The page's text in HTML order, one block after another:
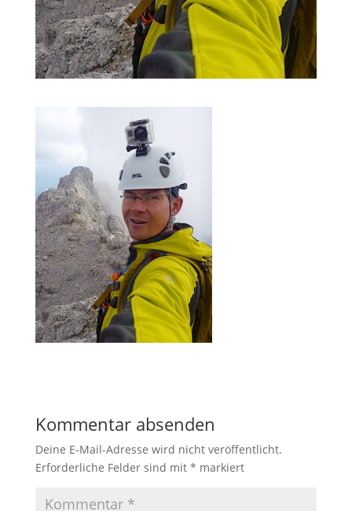
Kommentar absenden
Deine E-Mail-Adresse wird nicht veröffentlicht.
Erforderliche Felder sind mit * markiert